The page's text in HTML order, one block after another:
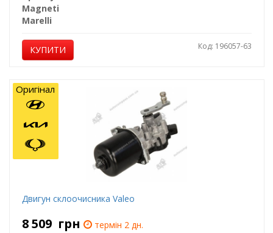
Magneti
Marelli
КУПИТИ Код: 196057-63
Двигун склоочисника Valeo
8 509 грн
термін 2 дн.
Оригінал